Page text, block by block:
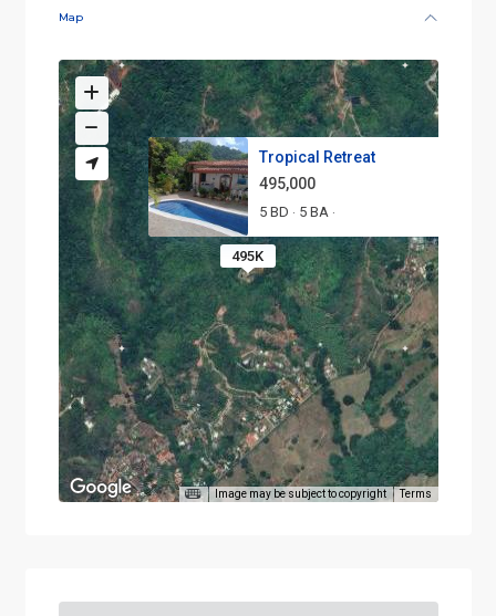
Map
495K
Tropical Retreat
495,000
5 BD · 5 BA ·
Image may be subject to copyright Terms